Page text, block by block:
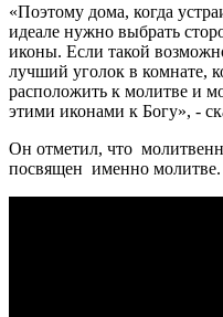
«Поэтому дома, когда
идеале нужно выбрать
иконы. Если такой
лучший уголок в комнате,
расположить к молитве и
этими иконами к Богу», -
Он отметил, что
посвящен именно молитве.